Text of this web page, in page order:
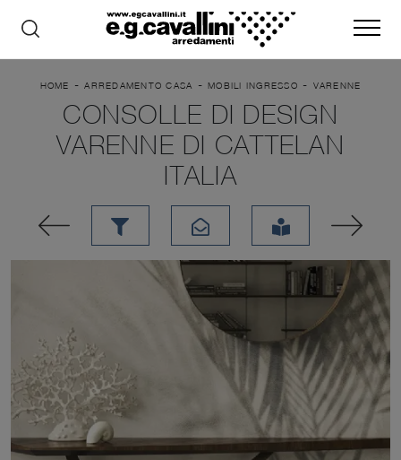
HOME -ARREDAMENTO CASA -MOBILI INGRESSO - VARENNE
CONSOLLE DI DESIGN
VARENNE DI CATTELAN
ITALIA